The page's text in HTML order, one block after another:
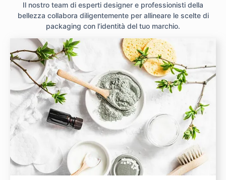
Il nostro team di esperti designer e professionisti della
bellezza collabora diligentemente per allineare le scelte di
packaging con l’identità del tuo marchio.